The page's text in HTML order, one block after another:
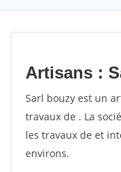
Artisans :
Sarl bouzy est un
travaux de . La
les travaux de et
environs.